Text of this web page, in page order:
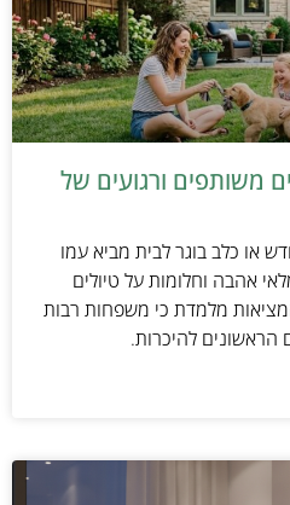
משותפים ורגועים של
או כלב בוגר לבית מביא עמו
אהבה וחלומות על טיולים
מלמדת כי משפחות רבות
להיכרות.